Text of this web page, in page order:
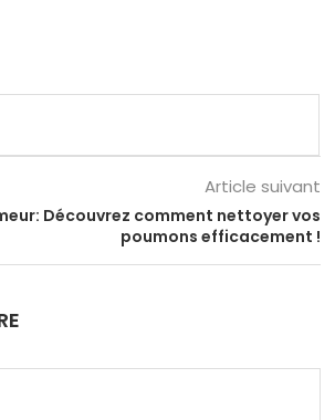
Article suivant
Découvrez comment nettoyer vos
poumons efficacement !